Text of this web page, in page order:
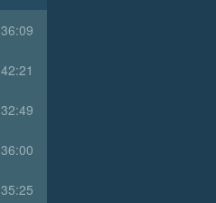
36:09
42:21
32:49
36:00
35:25